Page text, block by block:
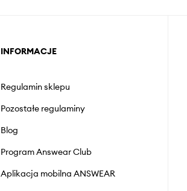
INFORMACJE
Regulamin sklepu
Pozostałe regulaminy
Blog
Program Answear Club
Aplikacja mobilna ANSWEAR